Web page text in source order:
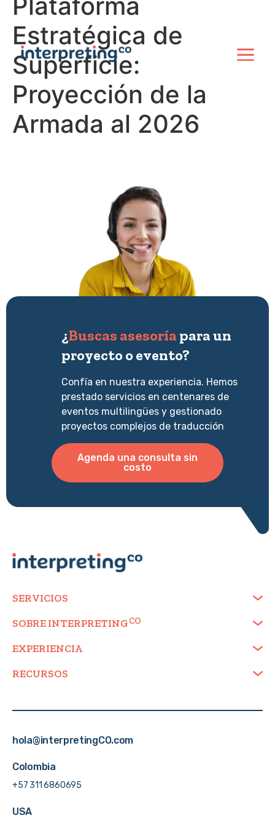
Estratégica de
Superficie:
Proyección de la
Armada al 2026
¿Buscas asesoría para un
proyecto o evento?
Confía en nuestra experiencia. Hemos
prestado servicios en centenares de
eventos multilingües y gestionado
proyectos complejos de traducción
Agenda una consulta sin
costo
SERVICIOS
SOBRE INTERPRETING
EXPERIENCIA
RECURSOS
hola@interpretingCO.com
Colombia
+57 311 6860695
USA